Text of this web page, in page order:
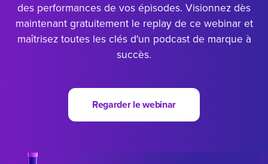
des performances de vos épisodes. Visionnez dès
maintenant gratuitement le replay de ce webinar et
maîtrisez toutes les clés d'un podcast de marque à
succès.
Regarder le webinar